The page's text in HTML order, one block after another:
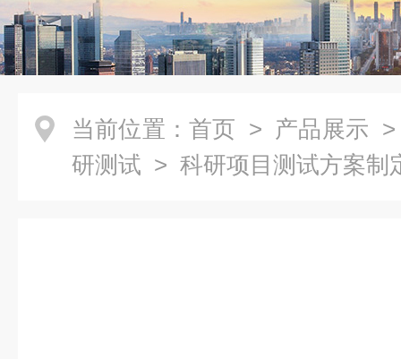
当前位置： 首页 > 产品展示
研测试 > 科研项目测试方案制